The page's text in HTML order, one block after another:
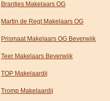
Brantjes Makelaars OG
Martin de Regt Makelaars OG
Prismaat Makelaars OG Beverwijk
Teer Makelaars Beverwijk
TOP Makelaardij
Tromp Makelaardij